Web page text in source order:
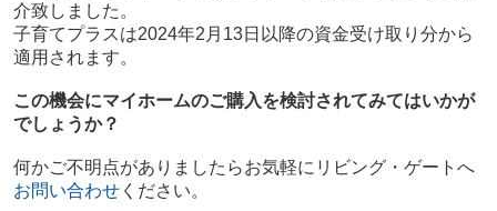
介致しました。
子育てプラスは2024年2月13日以降の資金受け取り分から
適用されます。
この機会にマイホームのご購入を検討されてみてはいかが
でしょうか？
何かご不明点がありましたらお気軽にリビング・ゲートへ
お問い合わせください。